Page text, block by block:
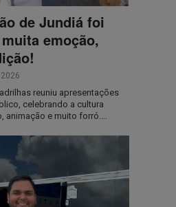
de Jundiá foi
emoção,
reuniu apresentações
celebrando a cultura
animação e muito forró.…